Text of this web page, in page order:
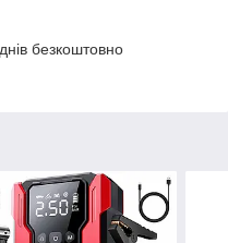
безкоштовно